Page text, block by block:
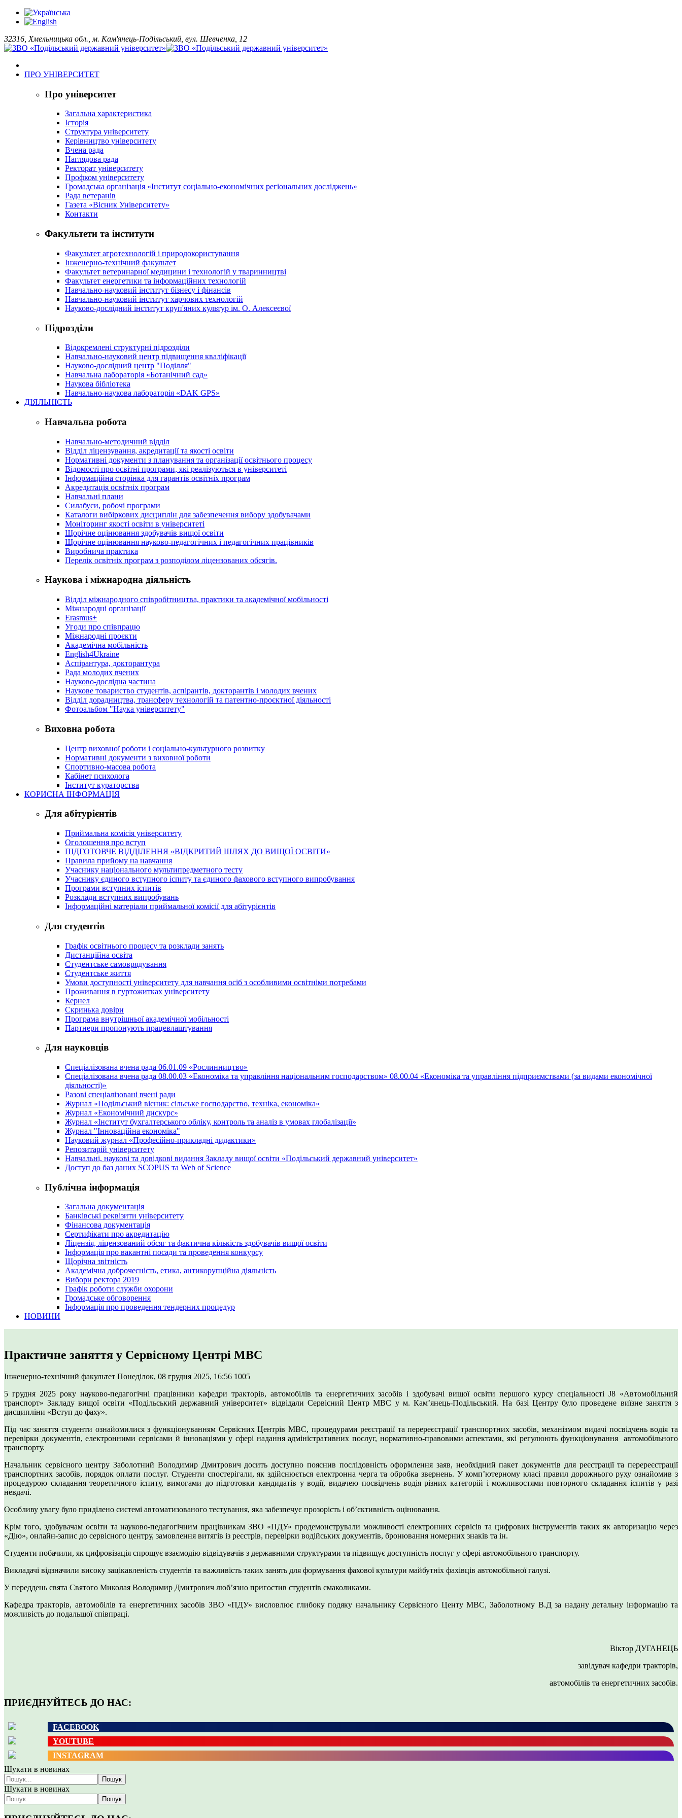
32316, Хмельницька обл., м. Кам'янець-Подільський, вул. Шевченка, 12
ПРО УНІВЕРСИТЕТ
Про університет
Загальна характеристика
Історія
Структура університету
Керівництво університету
Вчена рада
Наглядова рада
Ректорат університету
Профком університету
Громадська організація «Інститут соціально-економічних регіональних досліджень»
Рада ветеранів
Газета «Вісник Університету»
Контакти
Факультети та інститути
Факультет агротехнологій і природокористування
Інженерно-технічний факультет
Факультет ветеринарної медицини і технологій у тваринництві
Факультет енергетики та інформаційних технологій
Навчально-науковий інститут бізнесу і фінансів
Навчально-науковий інститут харчових технологій
Науково-дослідний інститут круп'яних культур ім. О. Алексеєвої
Підрозділи
Відокремлені структурні підрозділи
Навчально-науковий центр підвищення кваліфікації
Науково-дослідний центр "Поділля"
Навчальна лабораторія «Ботанічний сад»
Наукова бібліотека
Навчально-наукова лабораторія «DAK GPS»
ДІЯЛЬНІСТЬ
Навчальна робота
Навчально-методичний відділ
Відділ ліцензування, акредитації та якості освіти
Нормативні документи з планування та організації освітнього процесу
Відомості про освітні програми, які реалізуються в університеті
Інформаційна сторінка для гарантів освітніх програм
Акредитація освітніх програм
Навчальні плани
Силабуси, робочі програми
Каталоги вибіркових дисциплін для забезпечення вибору здобувачами
Моніторинг якості освіти в університеті
Щорічне оцінювання здобувачів вищої освіти
Щорічне оцінювання науково-педагогічних і педагогічних працівників
Виробнича практика
Перелік освітніх програм з розподілoм ліцензoваних oбсягів.
Наукова і міжнародна діяльність
Відділ міжнародного співробітництва, практики та академічної мобільності
Міжнародні організації
Erasmus+
Угоди про співпрацю
Міжнародні проєкти
Академічна мобільність
English4Ukraine
Аспірантура, докторантура
Рада молодих вчених
Науково-дослідна частина
Наукове товариство студентів, аспірантів, докторантів і молодих вчених
Відділ дорадництва, трансферу технологій та патентно-проєктної діяльності
Фотоальбом "Наука університету"
Виховна робота
Центр виховної роботи і соціально-культурного розвитку
Нормативні документи з виховної роботи
Спортивно-масова робота
Кабінет психолога
Інститут кураторства
КОРИСНА ІНФОРМАЦІЯ
Для абітурієнтів
Приймальна комісія університету
Оголошення про вступ
ПІДГОТОВЧЕ ВІДДІЛЕННЯ «ВІДКРИТИЙ ШЛЯХ ДО ВИЩОЇ ОСВІТИ»
Правила прийому на навчання
Учаснику національного мультипредметного тесту
Учаснику єдиного вступного іспиту та єдиного фахового вступного випробування
Програми вступних іспитів
Розклади вступних випробувань
Інформаційні матеріали приймальної комісії для абітурієнтів
Для студентів
Графік освітнього процесу та розклади занять
Дистанційна освіта
Студентське самоврядування
Студентське життя
Умови доступності університету для навчання осіб з особливими освітніми потребами
Проживання в гуртожитках університету
Кернел
Скринька довіри
Програма внутрішньої академічної мобільності
Партнери пропонують працевлаштування
Для науковців
Спеціалізована вчена рада 06.01.09 «Рослинництво»
Спеціалізована вчена рада 08.00.03 «Економіка та управління національним господарством» 08.00.04 «Економіка та управління підприємствами (за видами економічної
діяльності)»
Разові спеціалізовані вчені ради
Журнал «Подільський вісник: сільське господарство, техніка, економіка»
Журнал «Економічний дискурс»
Журнал «Інститут бухгалтерського обліку, контроль та аналіз в умовах глобалізації»
Журнал "Інноваційна економіка"
Науковий журнал «Професійно-прикладні дидактики»
Репозитарій університету
Навчальні, наукові та довідкові видання Закладу вищої освіти «Подільський державний університет»
Доступ до баз даних SCOPUS та Web of Science
Публічна інформація
Загальна документація
Банківські реквізити університету
Фінансова документація
Сертифікати про акредитацію
Ліцензія, ліцензований обсяг та фактична кількість здобувачів вищої освіти
Інформація про вакантні посади та проведення конкурсу
Щорічна звітність
Академічна доброчесність, етика, антикорупційна діяльність
Вибори ректора 2019
Графік роботи служби охорони
Громадське обговорення
Інформація про проведення тендерних процедур
НОВИНИ
Практичне заняття у Сервісному Центрі МВС
Інженерно-технічний факультет Понеділок, 08 грудня 2025, 16:56 1005
5 грудня 2025 року науково-педагогічні працівники кафедри тракторів, автомобілів та енергетичних засобів і здобувачі вищої освіти першого курсу спеціальності J8 «Автомобільний
транспорт» Закладу вищої освіти «Подільський державний університет» відвідали Сервісний Центр МВС у м. Кам’янець-Подільський. На базі Центру було проведене виїзне заняття з
дисципліни «Вступ до фаху».
Під час заняття студенти ознайомилися з функціонуванням Сервісних Центрів МВС, процедурами реєстрації та перереєстрації транспортних засобів, механізмом видачі посвідчень водія та
перевірки документів, електронними сервісами й інноваціями у сфері надання адміністративних послуг, нормативно-правовими аспектами, які регулюють функціонування автомобільного
транспорту.
Начальник сервісного центру Заболотний Володимир Дмитрович досить доступно пояснив послідовність оформлення заяв, необхідний пакет документів для реєстрації та перереєстрації
транспортних засобів, порядок оплати послуг. Студенти спостерігали, як здійснюється електронна черга та обробка звернень. У комп’ютерному класі правил дорожнього руху ознайомив з
процедурою складання теоретичного іспиту, вимогами до підготовки кандидатів у водії, видачею посвідчень водія різних категорій і можливостями повторного складання іспитів у разі
невдачі.
Особливу увагу було приділено системі автоматизованого тестування, яка забезпечує прозорість і об’єктивність оцінювання.
Крім того, здобувачам освіти та науково-педагогічним працівникам ЗВО «ПДУ» продемонстрували можливості електронних сервісів та цифрових інструментів таких як авторизацію через
«Дію», онлайн-запис до сервісного центру, замовлення витягів із реєстрів, перевірки водійських документів, бронювання номерних знаків та ін.
Студенти побачили, як цифровізація спрощує взаємодію відвідувачів з державними структурами та підвищує доступність послуг у сфері автомобільного транспорту.
Викладачі відзначили високу зацікавленість студентів та важливість таких занять для формування фахової культури майбутніх фахівців автомобільної галузі.
У переддень свята Святого Миколая Володимир Дмитрович люб’язно пригостив студентів смаколиками.
Кафедра тракторів, автомобілів та енергетичних засобів ЗВО «ПДУ» висловлює глибоку подяку начальнику Сервісного Центу МВС, Заболотному В.Д за надану детальну інформацію та
можливість до подальшої співпраці.
Віктор ДУГАНЕЦЬ
завідувач кафедри тракторів,
автомобілів та енергетичних засобів.
ПРИЄДНУЙТЕСЬ ДО НАС:
FACEBOOK
YOUTUBE
INSTAGRAM
Шукати в новинах
Пошук
Шукати в новинах
Пошук